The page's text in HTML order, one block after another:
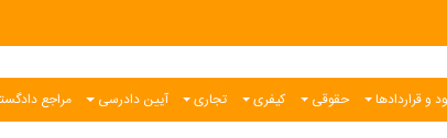
و قراردادها حقوقی کیفری تجاری آیین دادرسی مراجع